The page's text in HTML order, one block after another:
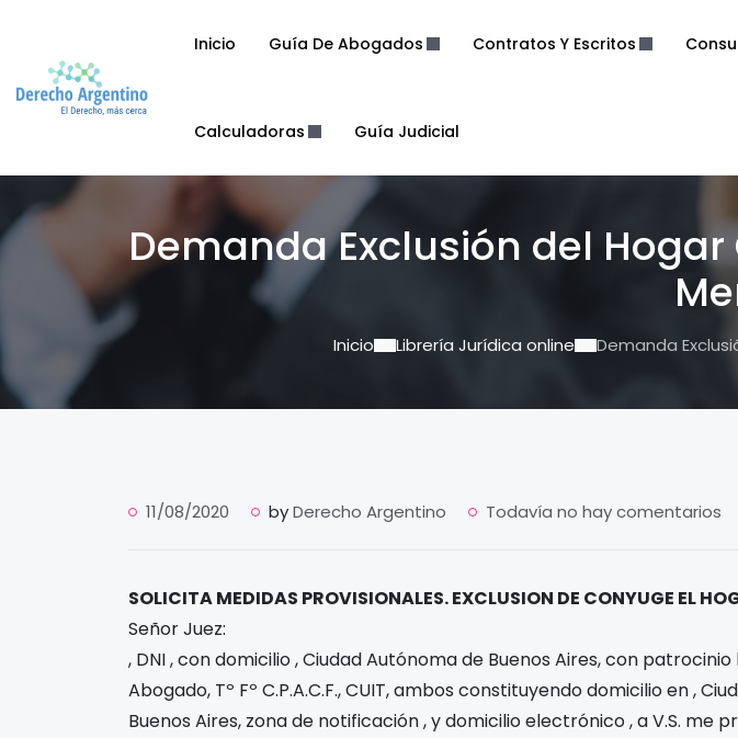
Inicio Guía De Abogados Contratos Y Escritos
Calculadoras Guía Judicial
Demanda Exclusión del
Inicio Librería Jurídica online Demanda
11/08/2020 byDerecho Argentino Todavía no hay comentarios
SOLICITA MEDIDAS PROVISIONALES. EXCLUSION DE CONYUGE EL
Señor Juez:
, DNI, con domicilio, Ciudad Autónoma de Buenos Aires, con
Abogado, Tº Fº C.P.A.C.F., CUIT, ambos constituyendo domicilio en,
Buenos Aires, zona de notificación, y domicilio electrónico, a V.S. me